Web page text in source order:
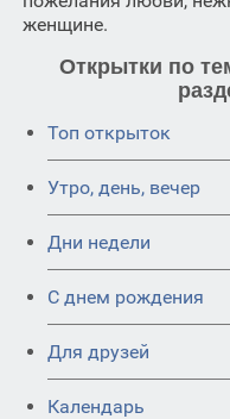
женщине.
Открытки по
Топ открыток
Утро, день, вечер
Дни недели
C днем рождения
Для друзей
Календарь